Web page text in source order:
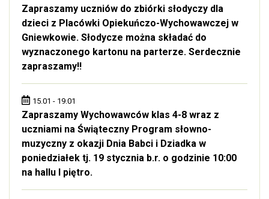
Zapraszamy uczniów do zbiórki słodyczy dla
dzieci z Placówki Opiekuńczo-Wychowawczej w
Gniewkowie. Słodycze można składać do
wyznaczonego kartonu na parterze. Serdecznie
zapraszamy!!
15.01 - 19.01
Zapraszamy Wychowawców klas 4-8 wraz z
uczniami na Świąteczny Program słowno-
muzyczny z okazji Dnia Babci i Dziadka w
poniedziałek tj. 19 stycznia b.r. o godzinie 10:00
na hallu I piętro.